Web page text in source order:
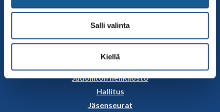
Salli valinta
Kiellä
Soittoaika 8.00 – 15.30
toimisto@judo.fi
Judoliiton henkilöstö
Hallitus
Jäsenseurat